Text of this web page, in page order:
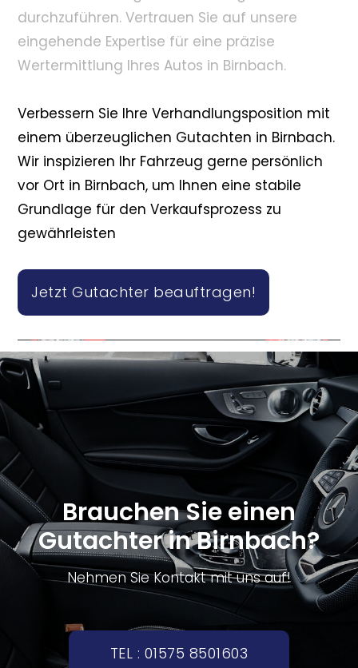
durchzuführen. Vertrauen Sie auf unsere
eingehende Expertise für eine präzise
Wertermittlung Ihres Autos in Birnbach.
Verbessern Sie Ihre Verhandlungsposition mit
einem überzeuglichen Gutachten in Birnbach.
Wir inspizieren Ihr Fahrzeug gerne persönlich
vor Ort in Birnbach, um Ihnen eine stabile
Grundlage für den Verkaufsprozess zu
gewährleisten
Jetzt Gutachter beauftragen!
Brauchen Sie einen
Gutachter in Birnbach?
Nehmen Sie Kontakt mit uns auf!
TEL : 01575 8501603